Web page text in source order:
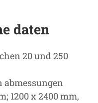
daten
20 und 250
abmessungen
1200 x 2400 mm,